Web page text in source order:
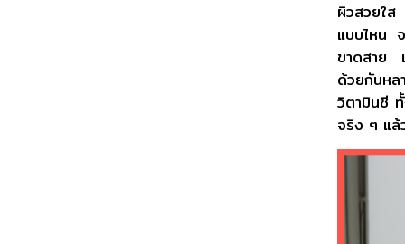
ผิวสวยใส
แบบไหน
ขาดสาย
ด้วยกันห
วิตามินซี
จริง ๆ แล้